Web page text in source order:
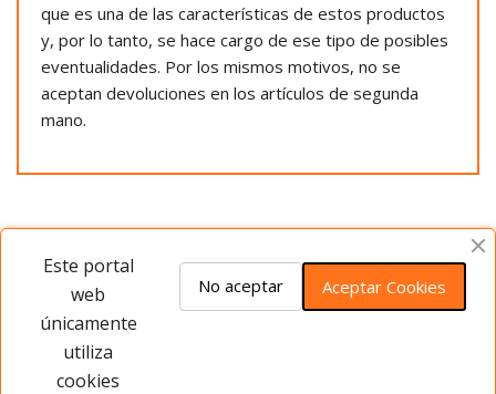
que es una de las características de estos productos
y, por lo tanto, se hace cargo de ese tipo de posibles
eventualidades. Por los mismos motivos, no se
aceptan devoluciones en los artículos de segunda
mano.
Opiniones del producto
Este producto no tiene opiniones ¡Sé
Este portal
web
únicamente
utiliza
cookies
Aceptar Cookies
No aceptar